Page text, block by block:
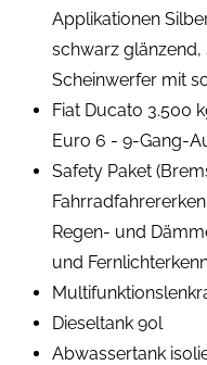
Applikationen
schwarz glänzend,
Scheinwerfer mit
Fiat Ducato 3.500
Euro 6 - 9-Gang-
Safety Paket
Regen- und
und
Dieseltank 90l
Abwassertank